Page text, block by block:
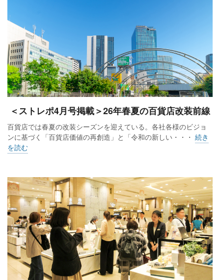
＜ストレポ4月号掲載＞26年春夏の百貨店改装前線
百貨店では春夏の改装シーズンを迎えている。各社各様のビジョ
ンに基づく「百貨店価値の再創造」と「令和の新しい・・・ 続き
を読む